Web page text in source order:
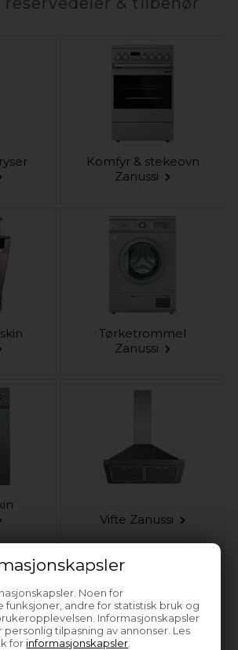
Noen for
funksjoner, andre for statistisk bruk og
Informasjonskapsler
personlig tilpasning av annonser. Les
for informasjonskapsler
Komfyr & stekeovn
Zanussi
Tørketrommel
Zanussi
Vifte Zanussi